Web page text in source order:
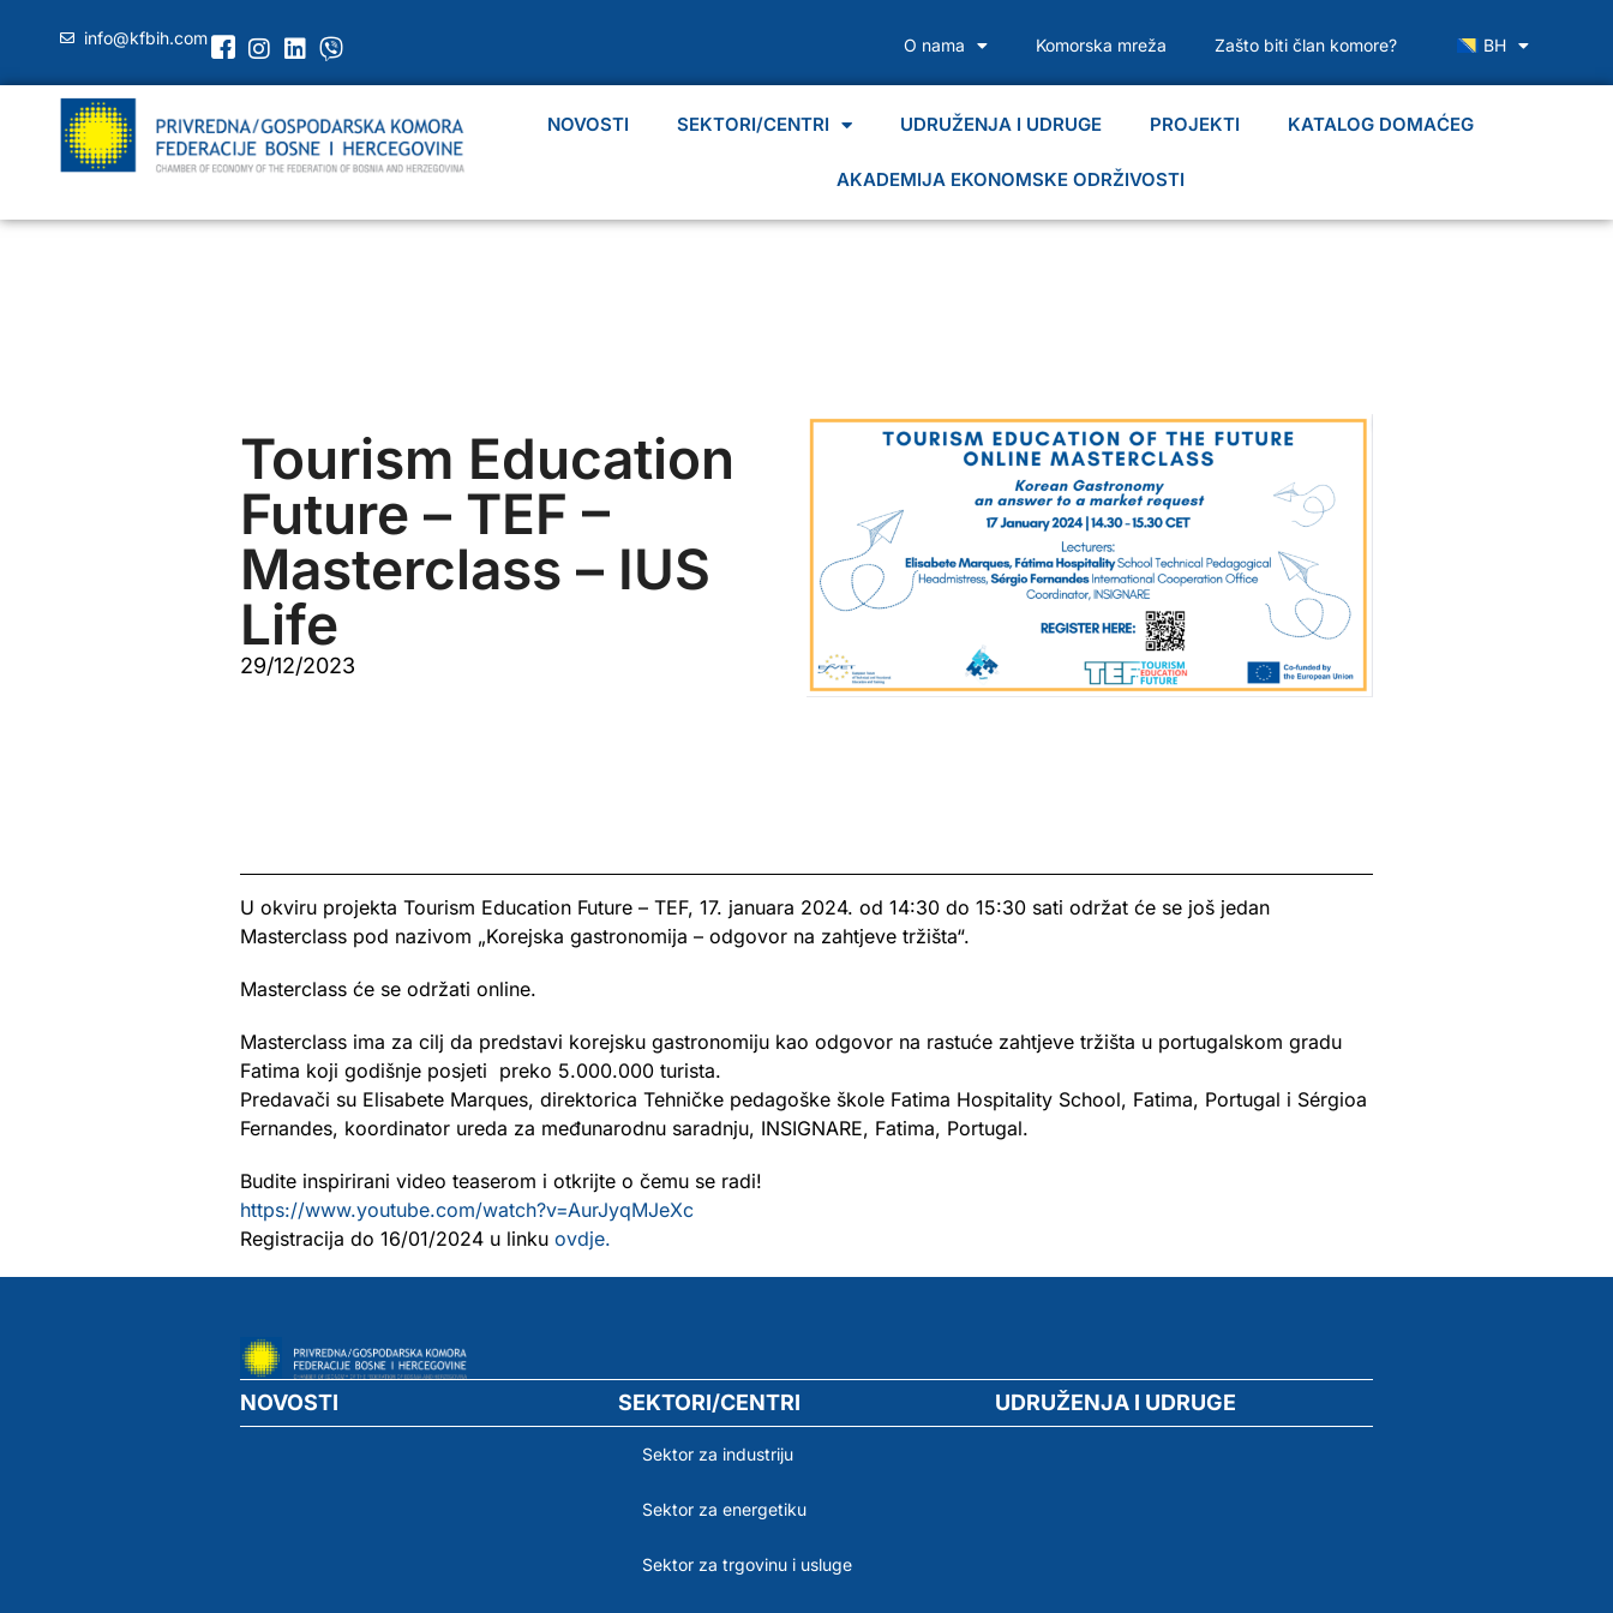
info@kfbih.com O nama Komorska mreža Zašto biti član komore? BH
NOVOSTI SEKTORI/CENTRI UDRUŽENJA I UDRUGE PROJEKTI KATALOG DOMAĆEG
AKADEMIJA EKONOMSKE ODRŽIVOSTI
Tourism Education
Future – TEF –
Masterclass – IUS
Life
29/12/2023
U okviru projekta Tourism Education Future – TEF, 17. januara 2024. od 14:30 do 15:30 sati održat će se još jedan
Masterclass pod nazivom „Korejska gastronomija – odgovor na zahtjeve tržišta“.
Masterclass će se održati online.
Masterclass ima za cilj da predstavi korejsku gastronomiju kao odgovor na rastuće zahtjeve tržišta u portugalskom gradu
Fatima koji godišnje posjeti preko 5.000.000 turista.
Predavači su Elisabete Marques, direktorica Tehničke pedagoške škole Fatima Hospitality School, Fatima, Portugal i Sérgioa
Fernandes, koordinator ureda za međunarodnu saradnju, INSIGNARE, Fatima, Portugal.
Budite inspirirani video teaserom i otkrijte o čemu se radi!
https://www.youtube.com/watch?v=AurJyqMJeXc
Registracija do 16/01/2024 u linku ovdje.
NOVOSTI SEKTORI/CENTRI
Sektor za industriju
Sektor za energetiku
Sektor za trgovinu i usluge
UDRUŽENJA I UDRUGE